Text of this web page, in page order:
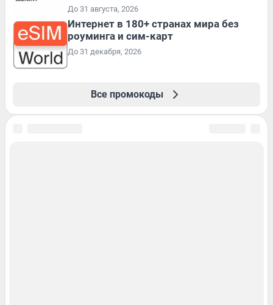
До 31 августа, 2026
Интернет в 180+ странах мира без
роуминга и сим-карт
До 31 декабря, 2026
Все промокоды